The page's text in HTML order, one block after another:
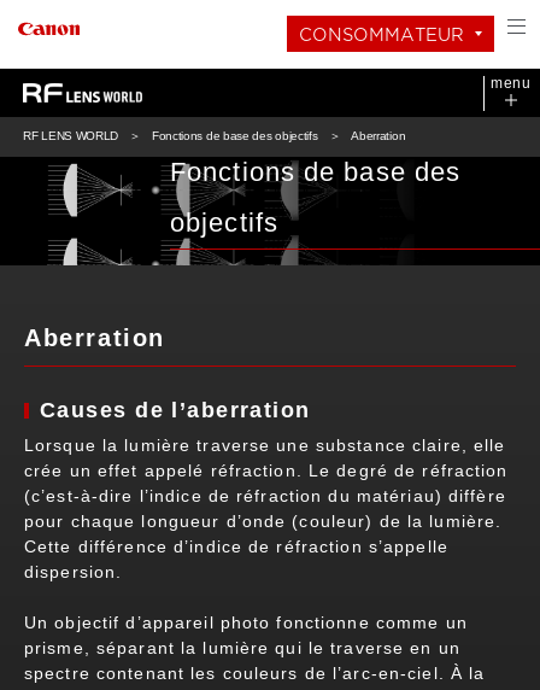
CONSOMMATEUR
menu
RF LENS WORLD Fonctions de base des objectifs Aberration
Fonctions de base des
objectifs
Aberration
Causes de l’aberration
Lorsque la lumière traverse une substance claire, elle
crée un effet appelé réfraction. Le degré de réfraction
(c’est-à-dire l’indice de réfraction du matériau) diffère
pour chaque longueur d’onde (couleur) de la lumière.
Cette différence d’indice de réfraction s’appelle
dispersion.
Un objectif d’appareil photo fonctionne comme un
prisme, séparant la lumière qui le traverse en un
spectre contenant les couleurs de l’arc-en-ciel. À la